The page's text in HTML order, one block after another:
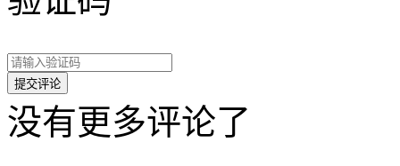
没有更多评论了